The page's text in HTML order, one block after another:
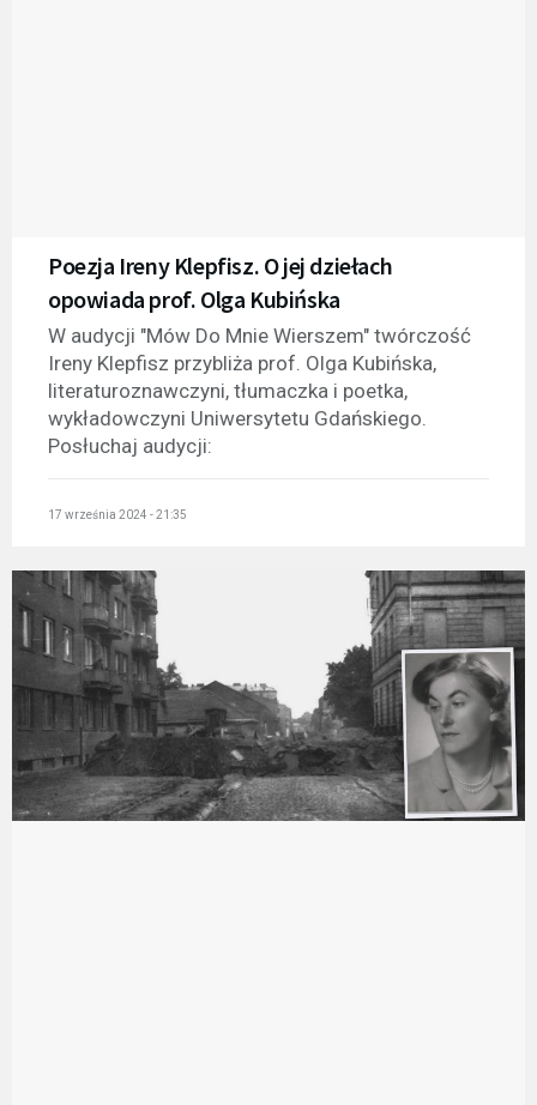
Poezja Ireny Klepfisz. O jej dziełach
opowiada prof. Olga Kubińska
W audycji "Mów Do Mnie Wierszem" twórczość
Ireny Klepfisz przybliża prof. Olga Kubińska,
literaturoznawczyni, tłumaczka i poetka,
wykładowczyni Uniwersytetu Gdańskiego.
Posłuchaj audycji:
17 września 2024 - 21:35